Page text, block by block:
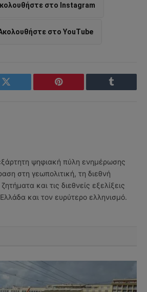
στο Instagram
στο YouTube
Twitter Pinterest Tumblr
ψηφιακή πύλη ενημέρωσης
στη γεωπολιτική, τη διεθνή
και τις διεθνείς εξελίξεις
και τον ευρύτερο ελληνισμό.